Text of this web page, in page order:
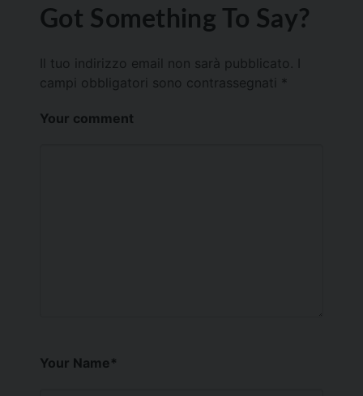
Got Something To Say?
Il tuo indirizzo email non sarà pubblicato.
campi obbligatori sono contrassegnati *
Your comment
Your Name*